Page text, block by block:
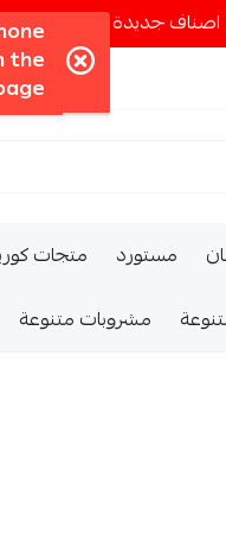
مستورد
متجات
مشروبات متنوعة